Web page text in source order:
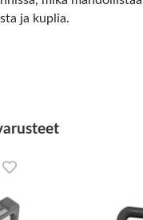
ja kuplia.